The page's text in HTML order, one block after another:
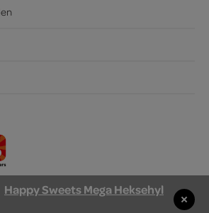
Happy Sweets Mega Heksehyl